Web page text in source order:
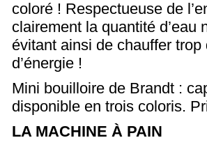
coloré ! Respectueuse de
clairement la quantité d’eau
évitant ainsi de chauffer trop
d’énergie !
Mini bouilloire de Brandt :
disponible en trois coloris.
LA MACHINE À PAIN